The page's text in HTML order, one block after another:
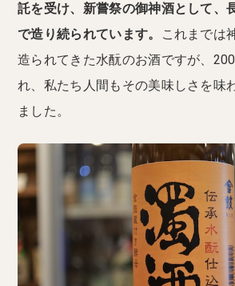
託を受け、新嘗祭の御神酒として、
で造り続られています。
これまでは
造られてきた水酛のお酒ですが、
れ、私たち人間もその美味しさを味
ました。